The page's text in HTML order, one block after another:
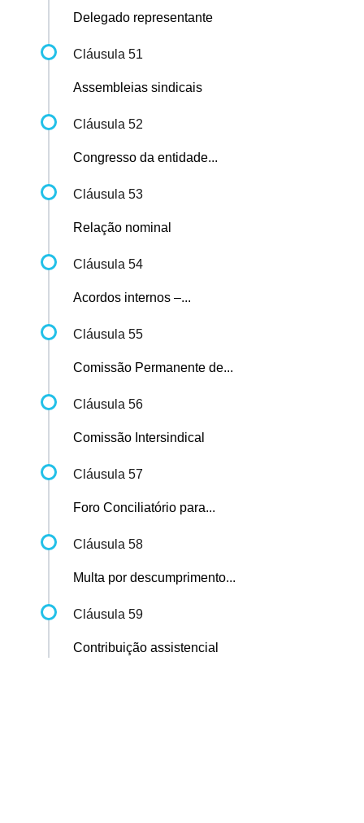
Delegado representante
Cláusula 51
Assembleias sindicais
Cláusula 52
Congresso da entidade...
Cláusula 53
Relação nominal
Cláusula 54
Acordos internos –...
Cláusula 55
Comissão Permanente de...
Cláusula 56
Comissão Intersindical
Cláusula 57
Foro Conciliatório para...
Cláusula 58
Multa por descumprimento...
Cláusula 59
Contribuição assistencial